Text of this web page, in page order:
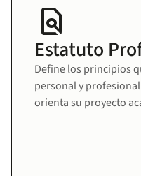
find_in_page
Estatuto
Define los principios
personal y
orienta su proyecto